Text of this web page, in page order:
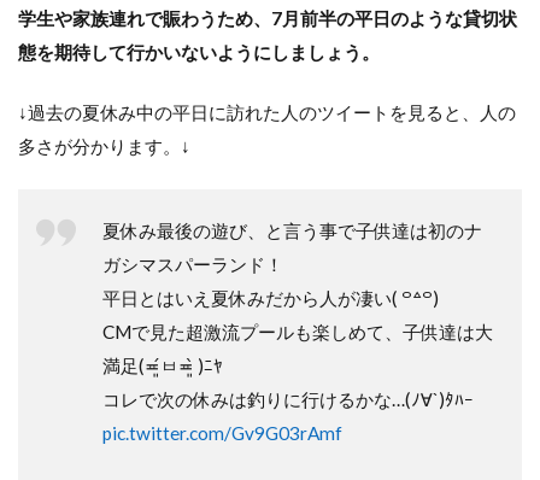
学生や家族連れで賑わうため、7月前半の平日のような貸切状
態を期待して行かいないようにしましょう。
↓過去の夏休み中の平日に訪れた人のツイートを見ると、人の
多さが分かります。↓
夏休み最後の遊び、と言う事で子供達は初のナ
ガシマスパーランド！
平日とはいえ夏休みだから人が凄い( ꒪꒫꒪)
CMで見た超激流プールも楽しめて、子供達は大
満足(≖͈́ㅂ≖͈̀ )ﾆﾔ
コレで次の休みは釣りに行けるかな…(ﾉ∀`)ﾀﾊｰ
pic.twitter.com/Gv9G03rAmf